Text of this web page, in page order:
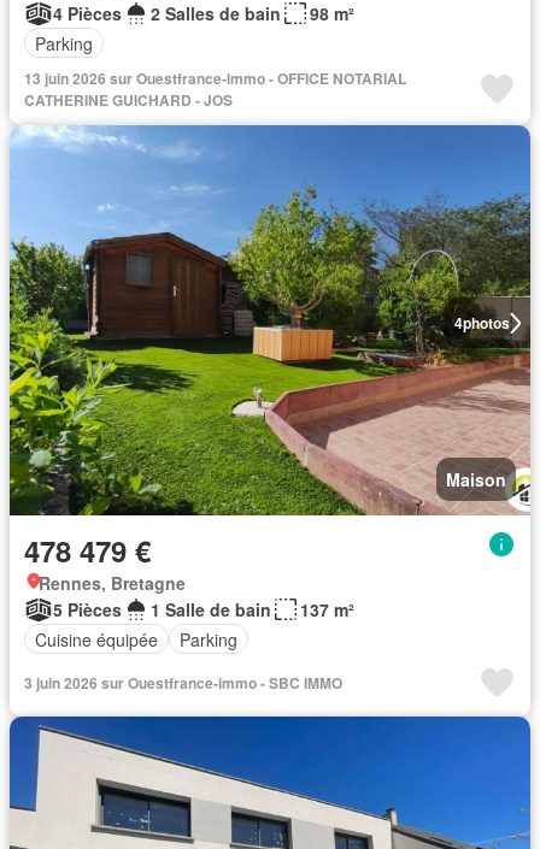
4 Pièces
2 Salles de bain
98 m²
Parking
13 juin 2026 sur Ouestfrance-immo - OFFICE NOTARIAL
CATHERINE GUICHARD - JOS
4photos
Maison
478 479 €
Rennes, Bretagne
5 Pièces
1 Salle de bain
137 m²
Cuisine équipée
Parking
3 juin 2026 sur Ouestfrance-immo - SBC IMMO